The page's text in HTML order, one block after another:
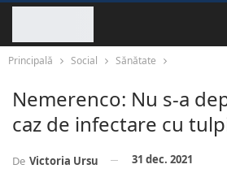
Principală Social Sănătate
Nemerenco: Nu s-a
caz de infectare cu
De Victoria Ursu 31 dec. 2021